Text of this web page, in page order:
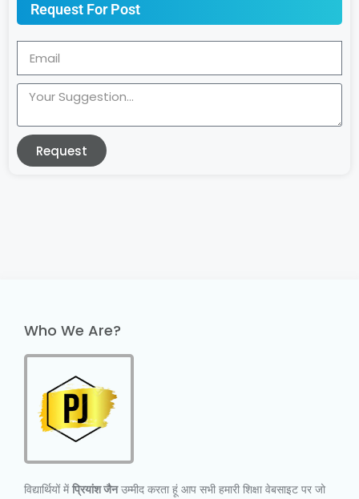
Request For Post
Request
Who We Are?
विद्यार्थियों मेंप्रियांश जैनउम्मीद करता हूं आप सभी हमारी शिक्षा वेबसाइट पर जो